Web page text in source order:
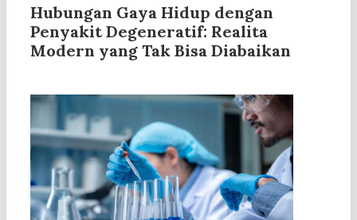
Hubungan Gaya Hidup dengan
Penyakit Degeneratif: Realita
Modern yang Tak Bisa Diabaikan